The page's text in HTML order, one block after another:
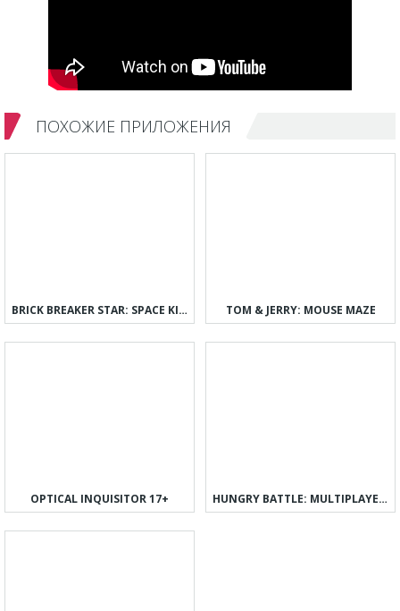
ПОХОЖИЕ ПРИЛОЖЕНИЯ
BRICK BREAKER STAR: SPACE KING TOM & JERRY: MOUSE MAZE
OPTICAL INQUISITOR 17+ HUNGRY BATTLE: MULTIPLAYER PVP